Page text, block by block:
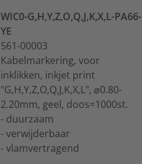
WIC0-G,H,Y,Z,O,Q,J,K,X,L-PA66-
YE
561-00003
Kabelmarkering, voor
inklikken, inkjet print
"G,H,Y,Z,O,Q,J,K,X,L", ⌀0.80-
2.20mm, geel, doos=1000st.
- duurzaam
- verwijderbaar
- vlamvertragend